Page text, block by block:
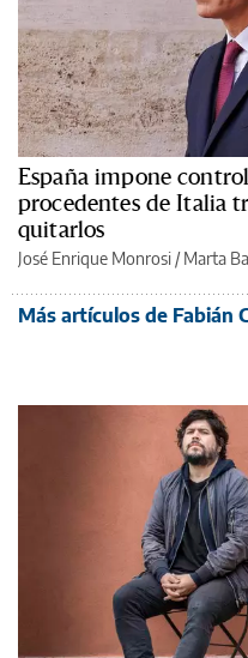
España impone
procedentes de Italia
quitarlos
José Enrique Monrosi / Marta
Más artículos de Fabián